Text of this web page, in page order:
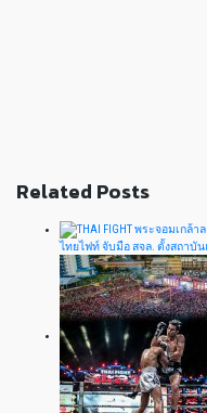
Related Posts
ไทยไฟท์ จับมือ สจล. ตั้งสถาบัน